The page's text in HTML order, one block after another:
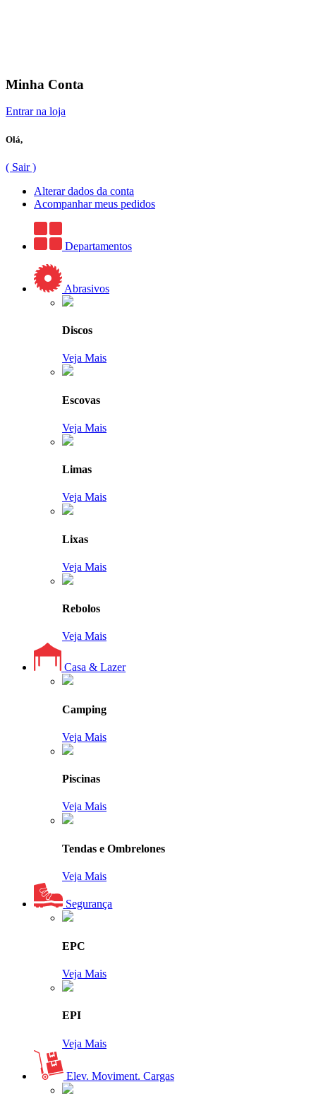
Minha Conta
Entrar na loja
Olá,
( Sair )
Alterar dados da conta
Acompanhar meus pedidos
Departamentos
Abrasivos
Discos
Veja Mais
Escovas
Veja Mais
Limas
Veja Mais
Lixas
Veja Mais
Rebolos
Veja Mais
Casa & Lazer
Camping
Veja Mais
Piscinas
Veja Mais
Tendas e Ombrelones
Veja Mais
Segurança
EPC
Veja Mais
EPI
Veja Mais
Elev. Moviment. Cargas